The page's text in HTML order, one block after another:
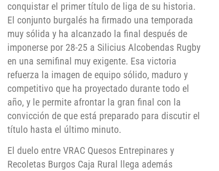
conquistar el primer título de liga de su historia.
El conjunto burgalés ha firmado una temporada
muy sólida y ha alcanzado la final después de
imponerse por 28-25 a Silicius Alcobendas Rugby
en una semifinal muy exigente. Esa victoria
refuerza la imagen de equipo sólido, maduro y
competitivo que ha proyectado durante todo el
año, y le permite afrontar la gran final con la
convicción de que está preparado para discutir el
título hasta el último minuto.
El duelo entre VRAC Quesos Entrepinares y
Recoletas Burgos Caja Rural llega además